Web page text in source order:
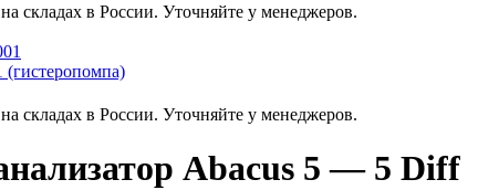
складах в России. Уточняйте у менеджеров.
складах в России. Уточняйте у менеджеров.
Abacus 5 — 5 Diff